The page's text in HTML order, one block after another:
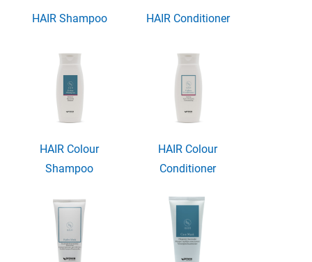
HAIR Shampoo HAIR Conditioner
HAIR Colour
Shampoo
HAIR Colour
Conditioner